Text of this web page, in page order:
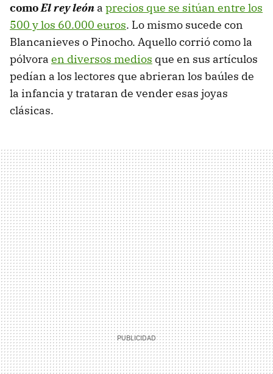
comoEl rey león a precios que se sitúan entre los
500 y los 60.000 euros. Lo mismo sucede con
Blancanieves o Pinocho. Aquello corrió como la
pólvora en diversos medios que en sus artículos
pedían a los lectores que abrieran los baúles de
la infancia y trataran de vender esas joyas
clásicas.